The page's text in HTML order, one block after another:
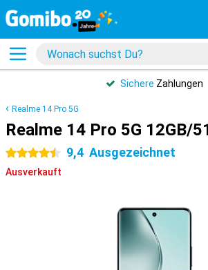
Sichere Zahlungen
Realme 14 Pro 5G
Realme 14 Pro 5G 12GB/
4.5 Sterne 9,4 Ausgezeichnet
Ausverkauft